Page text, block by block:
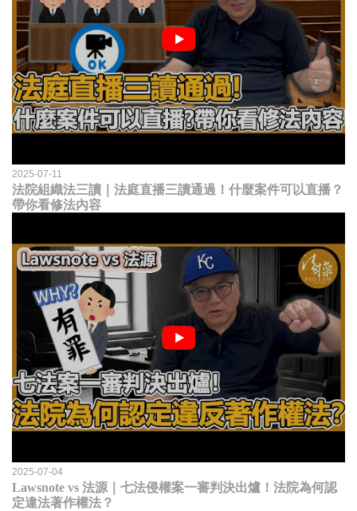
2025-07-11
法院組織法三讀｜法庭直播三讀通過！什麼案件可以直播？
帶你看修法內容
2025-07-04
Lawsnote vs 法源｜七法侵權案一審判決出爐！法院為何認
定違法著作權法？